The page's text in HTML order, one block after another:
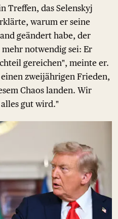
Treffen, das Selenskyj
warum er seine
geändert habe, der
notwendig sei: Er
gereichen", meinte er.
zweijährigen Frieden,
Chaos landen. Wir
gut wird."